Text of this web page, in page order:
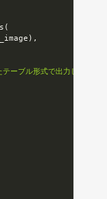
(
) ,
ーブル形式で出力して。